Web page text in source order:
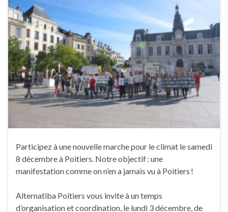
Participez à une nouvelle marche pour le climat le samedi
8 décembre à Poitiers. Notre objectif : une
manifestation comme on n’en a jamais vu à Poitiers !
Alternatiba Poitiers vous invite à un temps
d’organisation et coordination, le lundi 3 décembre, de